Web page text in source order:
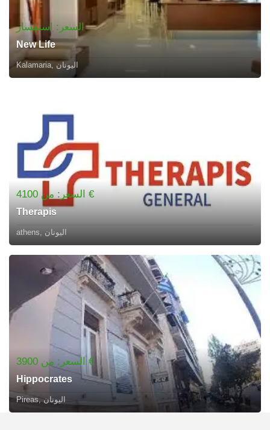
السعر: استفسار
New Life
Kalamaria, اليونان
السعر: من 4100 €
Therapis
athens, اليونان
السعر: من 3900 €
Hippocrates
Pireas, اليونان